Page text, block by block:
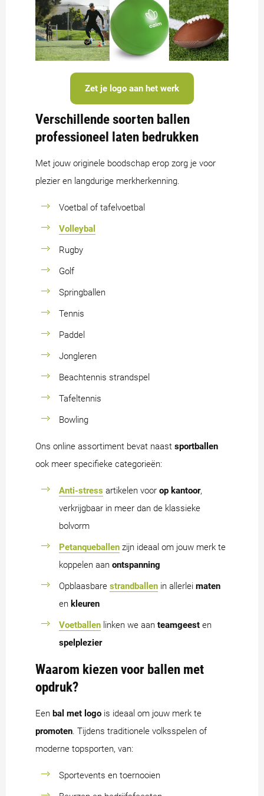
Zet je logo aan het werk
Verschillende soorten ballen
professioneel laten bedrukken
Met jouw originele boodschap erop zorg je voor
plezier en langdurige merkherkenning.
Voetbal of tafelvoetbal
Volleybal
Rugby
Golf
Springballen
Tennis
Paddel
Jongleren
Beachtennis strandspel
Tafeltennis
Bowling
Ons online assortiment bevat naast sportballen
ook meer specifieke categorieën:
Anti-stress artikelen voor op kantoor,
verkrijgbaar in meer dan de klassieke
bolvorm
Petanqueballen zijn ideaal om jouw merk te
koppelen aan ontspanning
Opblaasbare strandballen in allerlei maten
en kleuren
Voetballen linken we aan teamgeest en
spelplezier
Waarom kiezen voor ballen met
opdruk?
Een bal met logo is ideaal om jouw merk te
promoten. Tijdens traditionele volksspelen of
moderne topsporten, van:
Sportevents en toernooien